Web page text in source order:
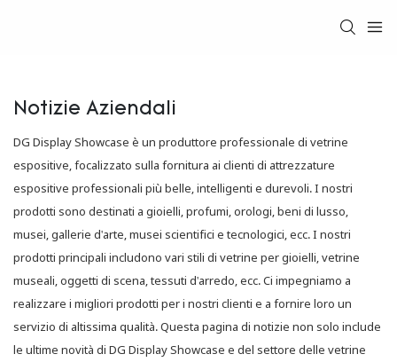
Notizie Aziendali
DG Display Showcase è un produttore professionale di vetrine
espositive, focalizzato sulla fornitura ai clienti di attrezzature
espositive professionali più belle, intelligenti e durevoli. I nostri
prodotti sono destinati a gioielli, profumi, orologi, beni di lusso,
musei, gallerie d'arte, musei scientifici e tecnologici, ecc. I nostri
prodotti principali includono vari stili di vetrine per gioielli, vetrine
museali, oggetti di scena, tessuti d'arredo, ecc. Ci impegniamo a
realizzare i migliori prodotti per i nostri clienti e a fornire loro un
servizio di altissima qualità. Questa pagina di notizie non solo include
le ultime novità di DG Display Showcase e del settore delle vetrine